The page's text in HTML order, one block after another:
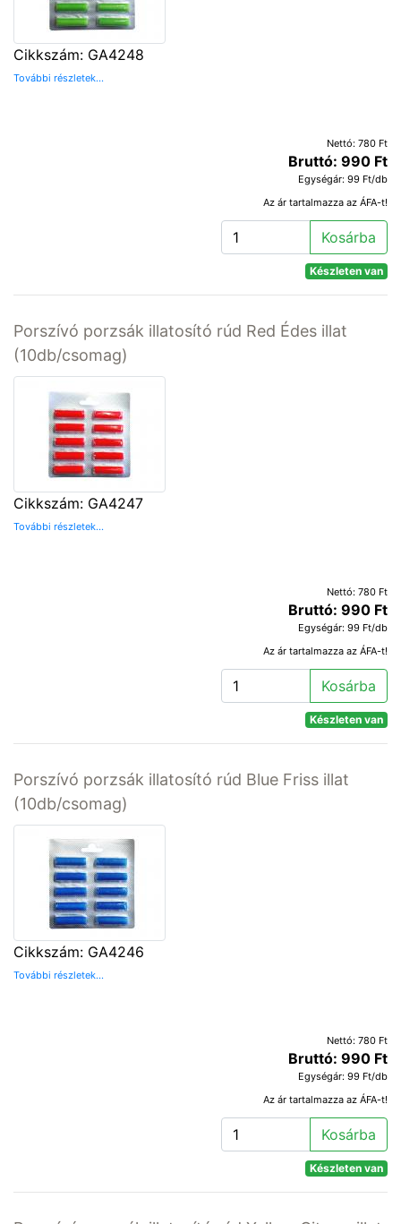
Cikkszám: GA4248
További részletek...
Nettó: 780 Ft
Bruttó: 990 Ft
Egységár: 99 Ft/db
Az ár tartalmazza az ÁFA-t!
Kosárba
Készleten van
Porszívó porzsák illatosító rúd Red Édes illat
(10db/csomag)
Cikkszám: GA4247
További részletek...
Nettó: 780 Ft
Bruttó: 990 Ft
Egységár: 99 Ft/db
Az ár tartalmazza az ÁFA-t!
Kosárba
Készleten van
Porszívó porzsák illatosító rúd Blue Friss illat
(10db/csomag)
Cikkszám: GA4246
További részletek...
Nettó: 780 Ft
Bruttó: 990 Ft
Egységár: 99 Ft/db
Az ár tartalmazza az ÁFA-t!
Kosárba
Készleten van